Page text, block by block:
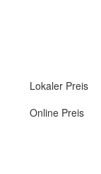
Lokaler Preis
Online Preis